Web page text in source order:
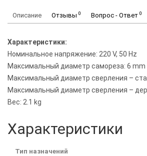
Описание Отзывы 0 Вопрос - Ответ 0
Xарактеристики:
Номинальное напряжение: 220 V, 50 Hz
Максимальный диаметр самореза: 6 mm
Максимальный диаметр сверления –
Максимальный диаметр сверления –
Вес: 2.1 kg
Характеристики
Тип назначений